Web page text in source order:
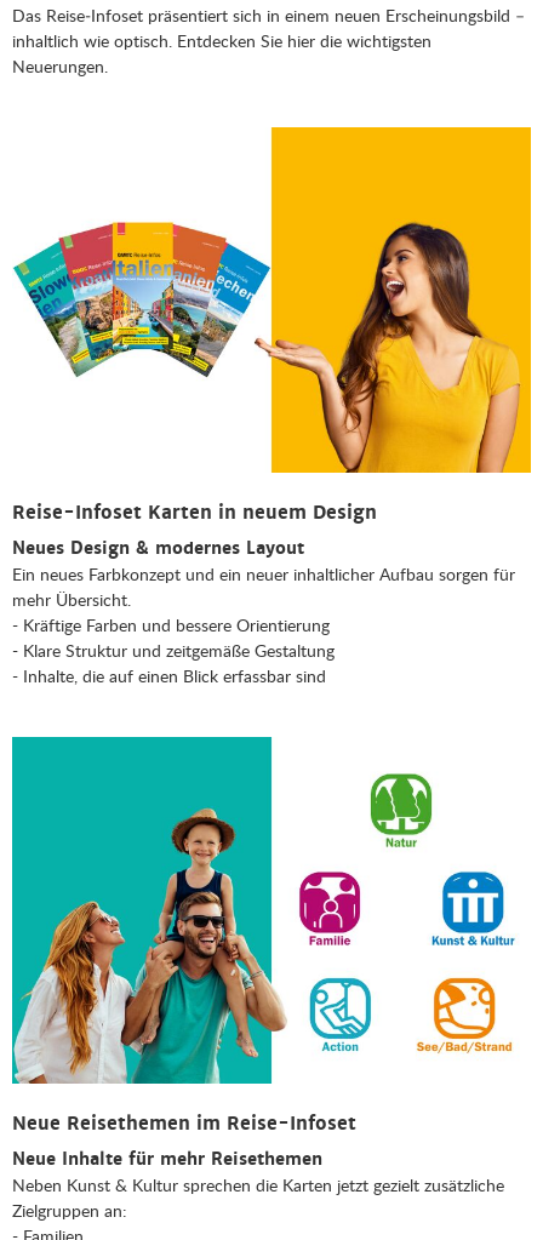
Das Reise‑Infoset präsentiert sich in einem neuen Erscheinungsbild –
inhaltlich wie optisch. Entdecken Sie hier die wichtigsten
Neuerungen.
Reise-Infoset Karten in neuem Design
Neues Design & modernes Layout
Ein neues Farbkonzept und ein neuer inhaltlicher Aufbau sorgen für
mehr Übersicht.
- Kräftige Farben und bessere Orientierung
- Klare Struktur und zeitgemäße Gestaltung
- Inhalte, die auf einen Blick erfassbar sind
Neue Reisethemen im Reise-Infoset
Neue Inhalte für mehr Reisethemen
Neben Kunst & Kultur sprechen die Karten jetzt gezielt zusätzliche
Zielgruppen an:
- Familien